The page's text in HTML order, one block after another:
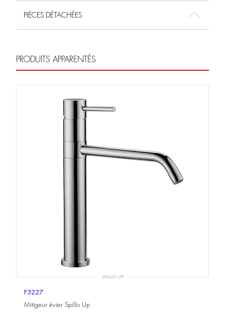
PIÈCES DÉTACHÉES
PRODUITS APPARENTÉS
SPILLO UP
F3227
Mitigeur évier Spillo Up